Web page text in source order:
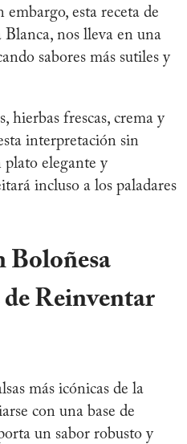
esta receta de
nos lleva en una
sabores más sutiles y
hierbas frescas, crema y
interpretación sin
plato elegante y
incluso a los paladares
Boloñesa
Reinventar
más icónicas de la
con una base de
un sabor robusto y